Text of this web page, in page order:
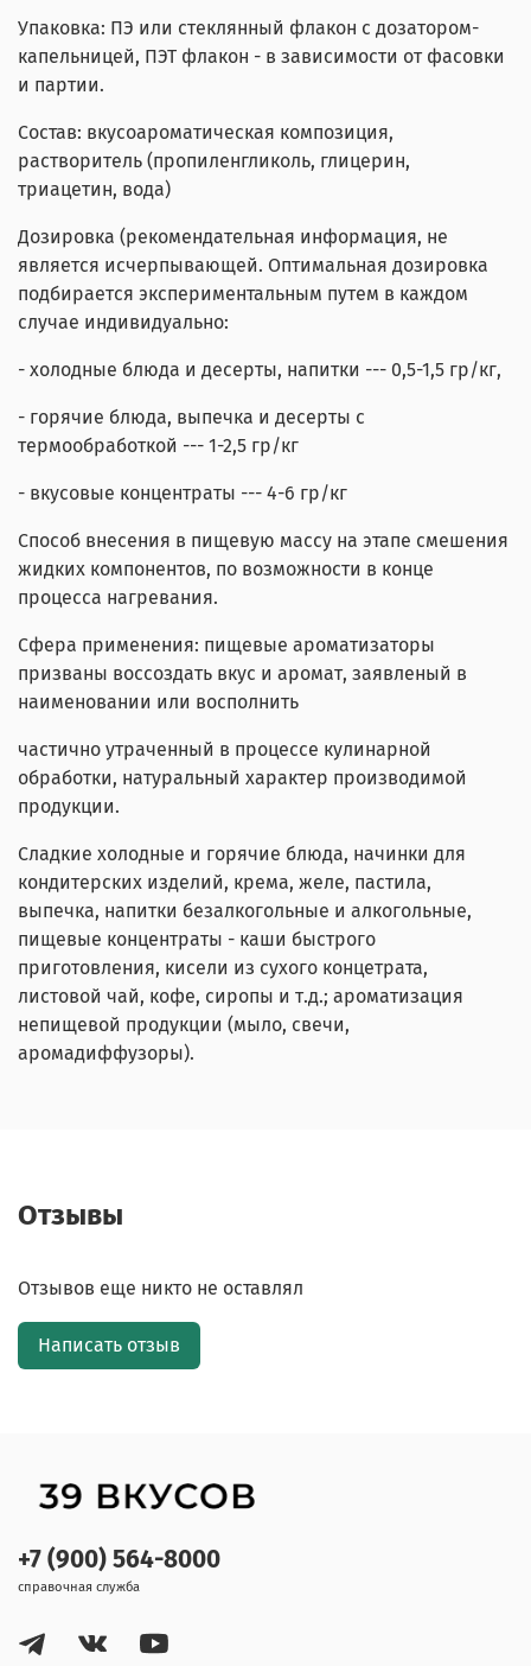
Упаковка: ПЭ или стеклянный флакон с дозатором-
капельницей, ПЭТ флакон - в зависимости от фасовки
и партии.
Состав: вкусоароматическая композиция,
растворитель (пропиленгликоль, глицерин,
триацетин, вода)
Дозировка (рекомендательная информация, не
является исчерпывающей. Оптимальная дозировка
подбирается экспериментальным путем в каждом
случае индивидуально:
- холодные блюда и десерты, напитки --- 0,5-1,5 гр/кг,
- горячие блюда, выпечка и десерты с
термообработкой --- 1-2,5 гр/кг
- вкусовые концентраты --- 4-6 гр/кг
Способ внесения в пищевую массу на этапе смешения
жидких компонентов, по возможности в конце
процесса нагревания.
Сфера применения: пищевые ароматизаторы
призваны воссоздать вкус и аромат, заявленый в
наименовании или восполнить
частично утраченный в процессе кулинарной
обработки, натуральный характер производимой
продукции.
Сладкие холодные и горячие блюда, начинки для
кондитерских изделий, крема, желе, пастила,
выпечка, напитки безалкогольные и алкогольные,
пищевые концентраты - каши быстрого
приготовления, кисели из сухого концетрата,
листовой чай, кофе, сиропы и т.д.; ароматизация
непищевой продукции (мыло, свечи,
аромадиффузоры).
Отзывы
Отзывов еще никто не оставлял
Написать отзыв
+7 (900) 564-8000
справочная служба